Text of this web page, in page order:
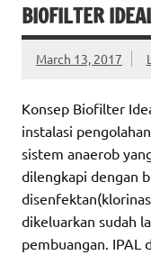
BIOFILTER
March 13, 2017
Konsep Biofilter
instalasi
sistem anaerob
dilengkapi dengan
dikeluarkan sudah
pembuangan. IPAL